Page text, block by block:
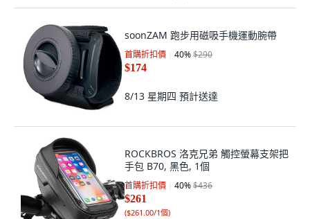
soonZAM 跑步用磁吸手機運動腕帶
首購折扣價 40%$290
$174
8/13 星期四 預計送達
ROCKBROS 洛克兄弟 觸控螢幕支架把
手包 B70, 黑色, 1個
首購折扣價 40%$436
$261
($261.00/1個)